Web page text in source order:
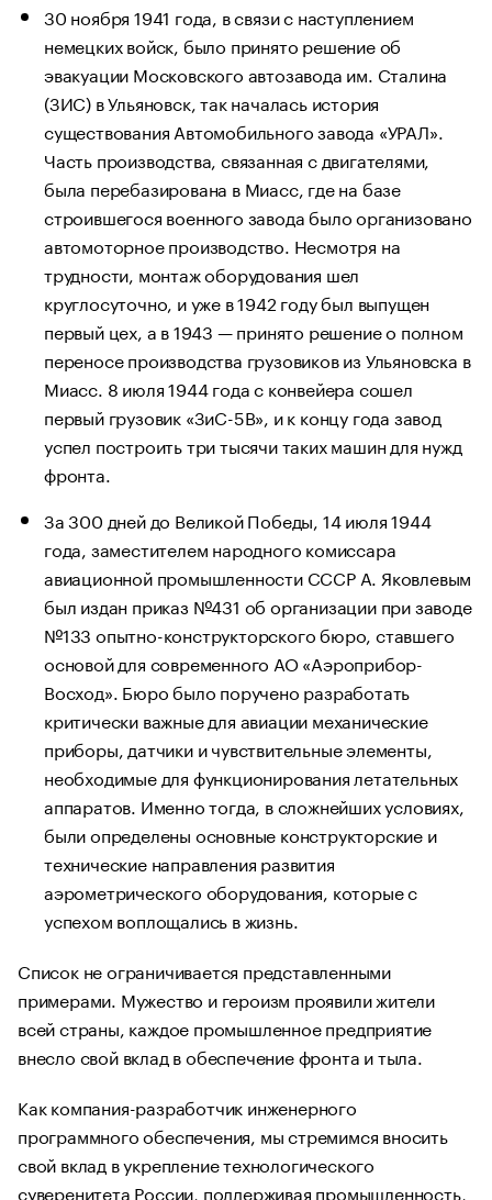
30 ноября 1941 года, в связи с наступлением
немецких войск, было принято решение об
эвакуации Московского автозавода им. Сталина
(ЗИС) в Ульяновск, так началась история
существования Автомобильного завода «УРАЛ».
Часть производства, связанная с двигателями,
была перебазирована в Миасс, где на базе
строившегося военного завода было организовано
автомоторное производство. Несмотря на
трудности, монтаж оборудования шел
круглосуточно, и уже в 1942 году был выпущен
первый цех, а в 1943 — принято решение о полном
переносе производства грузовиков из Ульяновска в
Миасс. 8 июля 1944 года с конвейера сошел
первый грузовик «ЗиС-5В», и к концу года завод
успел построить три тысячи таких машин для нужд
фронта.
За 300 дней до Великой Победы, 14 июля 1944
года, заместителем народного комиссара
авиационной промышленности СССР А. Яковлевым
был издан приказ №431 об организации при заводе
№133 опытно-конструкторского бюро, ставшего
основой для современного АО «Аэроприбор-
Восход». Бюро было поручено разработать
критически важные для авиации механические
приборы, датчики и чувствительные элементы,
необходимые для функционирования летательных
аппаратов. Именно тогда, в сложнейших условиях,
были определены основные конструкторские и
технические направления развития
аэрометрического оборудования, которые с
успехом воплощались в жизнь.
Список не ограничивается представленными
примерами. Мужество и героизм проявили жители
всей страны, каждое промышленное предприятие
внесло свой вклад в обеспечение фронта и тыла.
Как компания-разработчик инженерного
программного обеспечения, мы стремимся вносить
свой вклад в укрепление технологического
суверенитета России, поддерживая промышленность,